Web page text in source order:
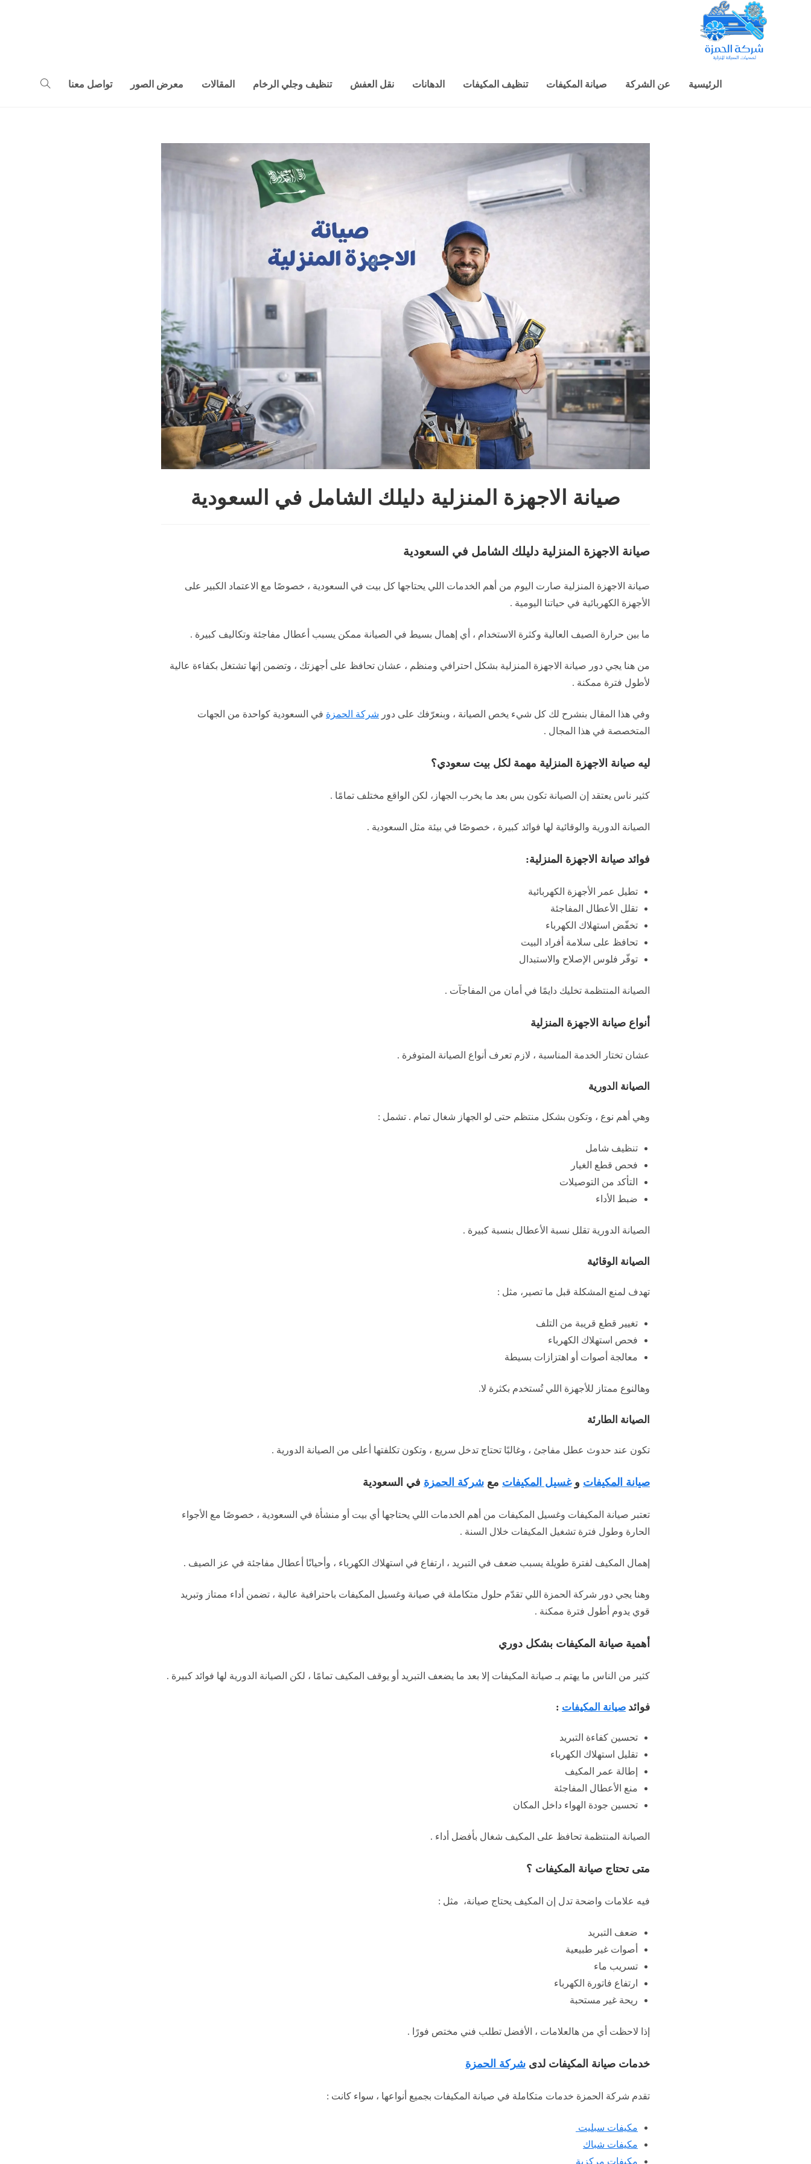
الرئيسية عن الشركة صيانة المكيفات تنظيف المكيفات الدهانات نقل العفش تنظيف وجلي الرخام المقالات معرض الصور تواصل معنا
صيانة الاجهزة المنزلية دليلك الشامل في السعودية
صيانة الاجهزة المنزلية دليلك الشامل في السعودية
صيانة الاجهزة المنزلية صارت اليوم من أهم الخدمات اللي يحتاجها كل بيت في السعودية ، خصوصًا مع الاعتماد الكبير على
الأجهزة الكهربائية في حياتنا اليومية .
ما بين حرارة الصيف العالية وكثرة الاستخدام ، أي إهمال بسيط في الصيانة ممكن يسبب أعطال مفاجئة وتكاليف كبيرة .
من هنا يجي دور صيانة الاجهزة المنزلية بشكل احترافي ومنظم ، عشان تحافظ على أجهزتك ، وتضمن إنها تشتغل بكفاءة عالية
لأطول فترة ممكنة .
وفي هذا المقال بنشرح لك كل شيء يخص الصيانة ، وبنعرّفك على دور شركة الحمزة في السعودية كواحدة من الجهات
المتخصصة في هذا المجال .
ليه صيانة الاجهزة المنزلية مهمة لكل بيت سعودي؟
كثير ناس يعتقد إن الصيانة تكون بس بعد ما يخرب الجهاز، لكن الواقع مختلف تمامًا .
الصيانة الدورية والوقائية لها فوائد كبيرة ، خصوصًا في بيئة مثل السعودية .
فوائد صيانة الاجهزة المنزلية:
تطيل عمر الأجهزة الكهربائية
تقلل الأعطال المفاجئة
تخفّض استهلاك الكهرباء
تحافظ على سلامة أفراد البيت
توفّر فلوس الإصلاح والاستبدال
الصيانة المنتظمة تخليك دايمًا في أمان من المفاجآت .
أنواع صيانة الاجهزة المنزلية
عشان تختار الخدمة المناسبة ، لازم تعرف أنواع الصيانة المتوفرة .
الصيانة الدورية
وهي أهم نوع ، وتكون بشكل منتظم حتى لو الجهاز شغال تمام . تشمل :
تنظيف شامل
فحص قطع الغيار
التأكد من التوصيلات
ضبط الأداء
الصيانة الدورية تقلل نسبة الأعطال بنسبة كبيرة .
الصيانة الوقائية
تهدف لمنع المشكلة قبل ما تصير، مثل :
تغيير قطع قريبة من التلف
فحص استهلاك الكهرباء
معالجة أصوات أو اهتزازات بسيطة
وهالنوع ممتاز للأجهزة اللي تُستخدم بكثرة لا.
الصيانة الطارئة
تكون عند حدوث عطل مفاجئ ، وغالبًا تحتاج تدخل سريع ، وتكون تكلفتها أعلى من الصيانة الدورية .
صيانة المكيفات وغسيل المكيفات مع شركة الحمزة في السعودية
تعتبر صيانة المكيفات وغسيل المكيفات من أهم الخدمات اللي يحتاجها أي بيت أو منشأة في السعودية ، خصوصًا مع الأجواء
الحارة وطول فترة تشغيل المكيفات خلال السنة .
إهمال المكيف لفترة طويلة يسبب ضعف في التبريد ، ارتفاع في استهلاك الكهرباء ، وأحيانًا أعطال مفاجئة في عز الصيف .
وهنا يجي دور شركة الحمزة اللي تقدّم حلول متكاملة في صيانة وغسيل المكيفات باحترافية عالية ، تضمن أداء ممتاز وتبريد
قوي يدوم أطول فترة ممكنة .
أهمية صيانة المكيفات بشكل دوري
كثير من الناس ما يهتم بـ صيانة المكيفات إلا بعد ما يضعف التبريد أو يوقف المكيف تمامًا ، لكن الصيانة الدورية لها فوائد كبيرة .
فوائد صيانة المكيفات :
تحسين كفاءة التبريد
تقليل استهلاك الكهرباء
إطالة عمر المكيف
منع الأعطال المفاجئة
تحسين جودة الهواء داخل المكان
الصيانة المنتظمة تحافظ على المكيف شغال بأفضل أداء .
متى تحتاج صيانة المكيفات ؟
فيه علامات واضحة تدل إن المكيف يحتاج صيانة، مثل :
ضعف التبريد
أصوات غير طبيعية
تسريب ماء
ارتفاع فاتورة الكهرباء
ريحة غير مستحبة
إذا لاحظت أي من هالعلامات ، الأفضل تطلب فني مختص فورًا .
خدمات صيانة المكيفات لدى شركة الحمزة
تقدم شركة الحمزة خدمات متكاملة في صيانة المكيفات بجميع أنواعها ، سواء كانت :
مكيفات سبليت
مكيفات شباك
مكيفات مركزية